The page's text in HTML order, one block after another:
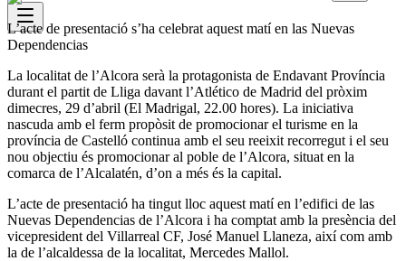
L’acte de presentació s’ha celebrat aquest matí en las Nuevas
Dependencias
La localitat de l’Alcora serà la protagonista de Endavant Província
durant el partit de Lliga davant l’Atlético de Madrid del pròxim
dimecres, 29 d’abril (El Madrigal, 22.00 hores). La iniciativa
nascuda amb el ferm propòsit de promocionar el turisme en la
província de Castelló continua amb el seu reeixit recorregut i el seu
nou objectiu és promocionar al poble de l’Alcora, situat en la
comarca de l’Alcalatén, d’on a més és la capital.
L’acte de presentació ha tingut lloc aquest matí en l’edifici de las
Nuevas Dependencias de l’Alcora i ha comptat amb la presència del
vicepresident del Villarreal CF, José Manuel Llaneza, així com amb
la de l’alcaldessa de la localitat, Mercedes Mallol.